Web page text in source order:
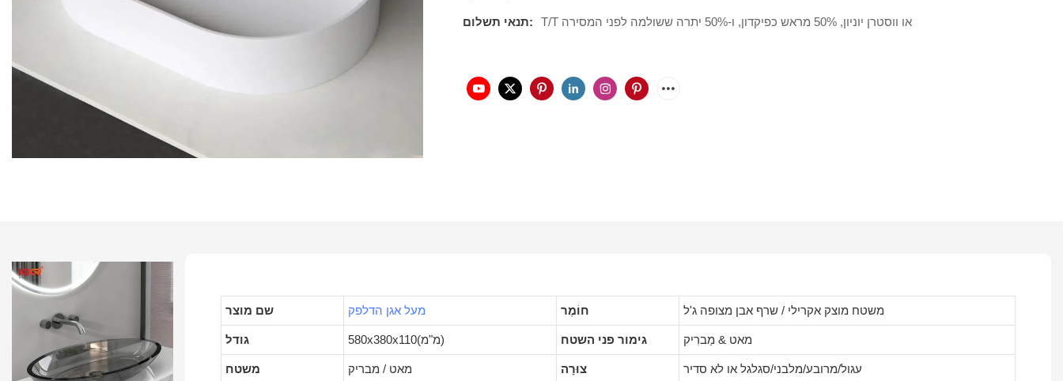
תנאי תשלום: T/T או ווסטרן יוניון, 50% מראש כפיקדון, ו-50% יתרה ששולמה לפני המסירה
שם מוצר מעל אגן הדלפק חוֹמֶר משטח מוצק אקרילי / שרף אבן מצופה ג'ל
גודל 580x380x110(מ"מ) גימור פני השטח מאט & מַברִיק
משטח מאט / מבריק צוּרָה עגול/מרובע/מלבני/סגלגל או לא סדיר